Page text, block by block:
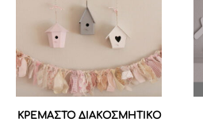
ΚΡΕΜΑΣΤΟ ΔΙΑΚΟΣΜΗΤΙΚΟ